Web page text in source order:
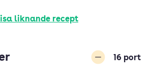
liknande recept
16 port